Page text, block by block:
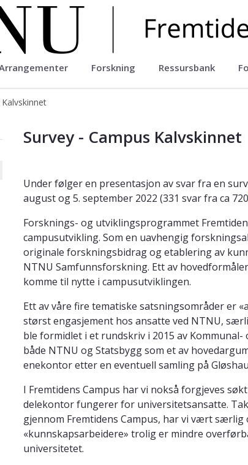
Forskning Ressursbank
Survey - Campus Kalvskinnet
Under følger en presentasjon av svar fra en
august og 5. september 2022 (331 svar fra ca 720
Forsknings- og utviklingsprogrammet
campusutvikling. Som en uavhengig
originale forskningsbidrag og etablering av
NTNU Samfunnsforskning. Ett av
komme til nytte i campusutviklingen.
Ett av våre fire tematiske satsningsområder er
størst engasjement hos ansatte ved NTNU,
ble formidlet i et rundskriv i 2015 av
både NTNU og Statsbygg som et av
enekontor etter en eventuell samling på
I Fremtidens Campus har vi nokså forgjeves
delekontor fungerer for universitetsansatte.
gjennom Fremtidens Campus, har vi vært
«kunnskapsarbeidere» trolig er mindre
universitetet.